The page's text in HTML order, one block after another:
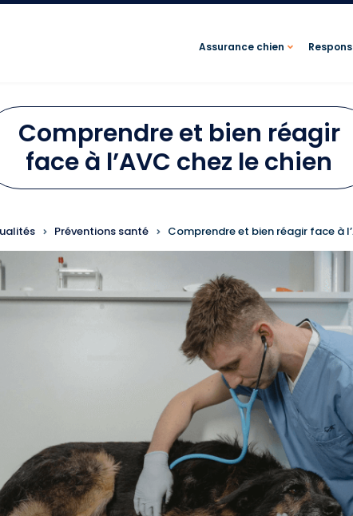
Assurance chien
Comprendre et bien réagir
face à l’AVC chez le chien
FIL D'ARIANE
Préventions santé Comprendre et bien réagir face à